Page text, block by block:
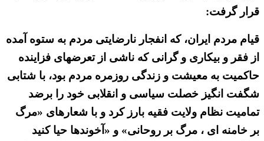
قرار گرفت:
قیام مردم ایران، که انفجار نارضایتی مردم به ستوه آمده
از فقر و بیکاری و گرانی كه ناشی از تعرضهای فزاینده
حاکمیت به معیشت و زندگی روزمره مردم بود، با شتابی
شگفت انگیز خصلت سیاسی و انقلابی خود را برضد
تمامیت نظام ولایت فقیه بارز کرد و با شعارهای «مرگ
بر خامنه ای ، مرگ بر روحانی» و «آخوندها حیا کنید